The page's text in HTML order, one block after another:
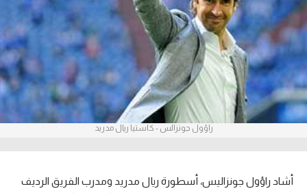
آراء حرة
ركن الألعاب
بطولات
أمريكا 2026
الدوري الإنجليزي الممتاز
راؤول جونزالس - كاستيا ريال مدريد
أشاد راؤول جونزاليس، أسطورة ريال مدريد ومدرب الفريق الرديف